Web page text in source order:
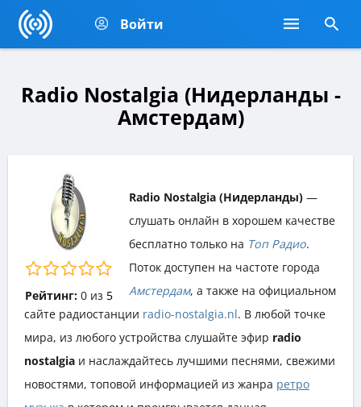
Войти
Radio Nostalgia (Нидерланды -
Амстердам)
Рейтинг: 0из 5
Radio Nostalgia (Нидерланды) —
слушать онлайн в хорошем качестве
бесплатно только на Топ Радио.
Поток доступен на частоте города
Амстердам, а также на официальном
сайте радиостанции radio-nostalgia.nl. В любой точке
мира, из любого устройства слушайте эфир radio
nostalgia и наслаждайтесь лучшими песнями, свежими
новостями, топовой информацией из жанра ретро